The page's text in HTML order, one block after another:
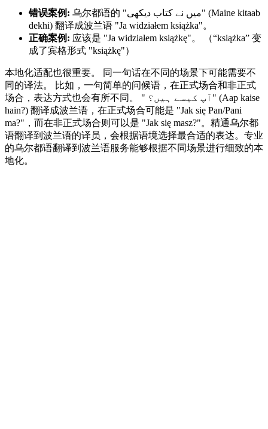
错误案例: 乌尔都语的 "میں نے کتاب دیکھی" (Maine kitaab
dekhi) 翻译成波兰语 "Ja widziałem książka"。
正确案例: 应该是 "Ja widziałem książkę"。 （“książka” 变
成了宾格形式 "książkę"）
本地化适配也很重要。 同一句话在不同的场景下可能需要不
同的译法。 比如，一句简单的问候语，在正式场合和非正式
场合，表达方式也会有所不同。 " آپ کیسے ہیں؟" (Aap kaise
hain?) 翻译成波兰语，在正式场合可能是 "Jak się Pan/Pani
ma?"，而在非正式场合则可以是 "Jak się masz?"。精通乌尔都
语翻译到波兰语的译员，会根据语境选择最合适的表达。专业
的乌尔都语翻译到波兰语服务能够根据不同场景进行细致的本
地化。